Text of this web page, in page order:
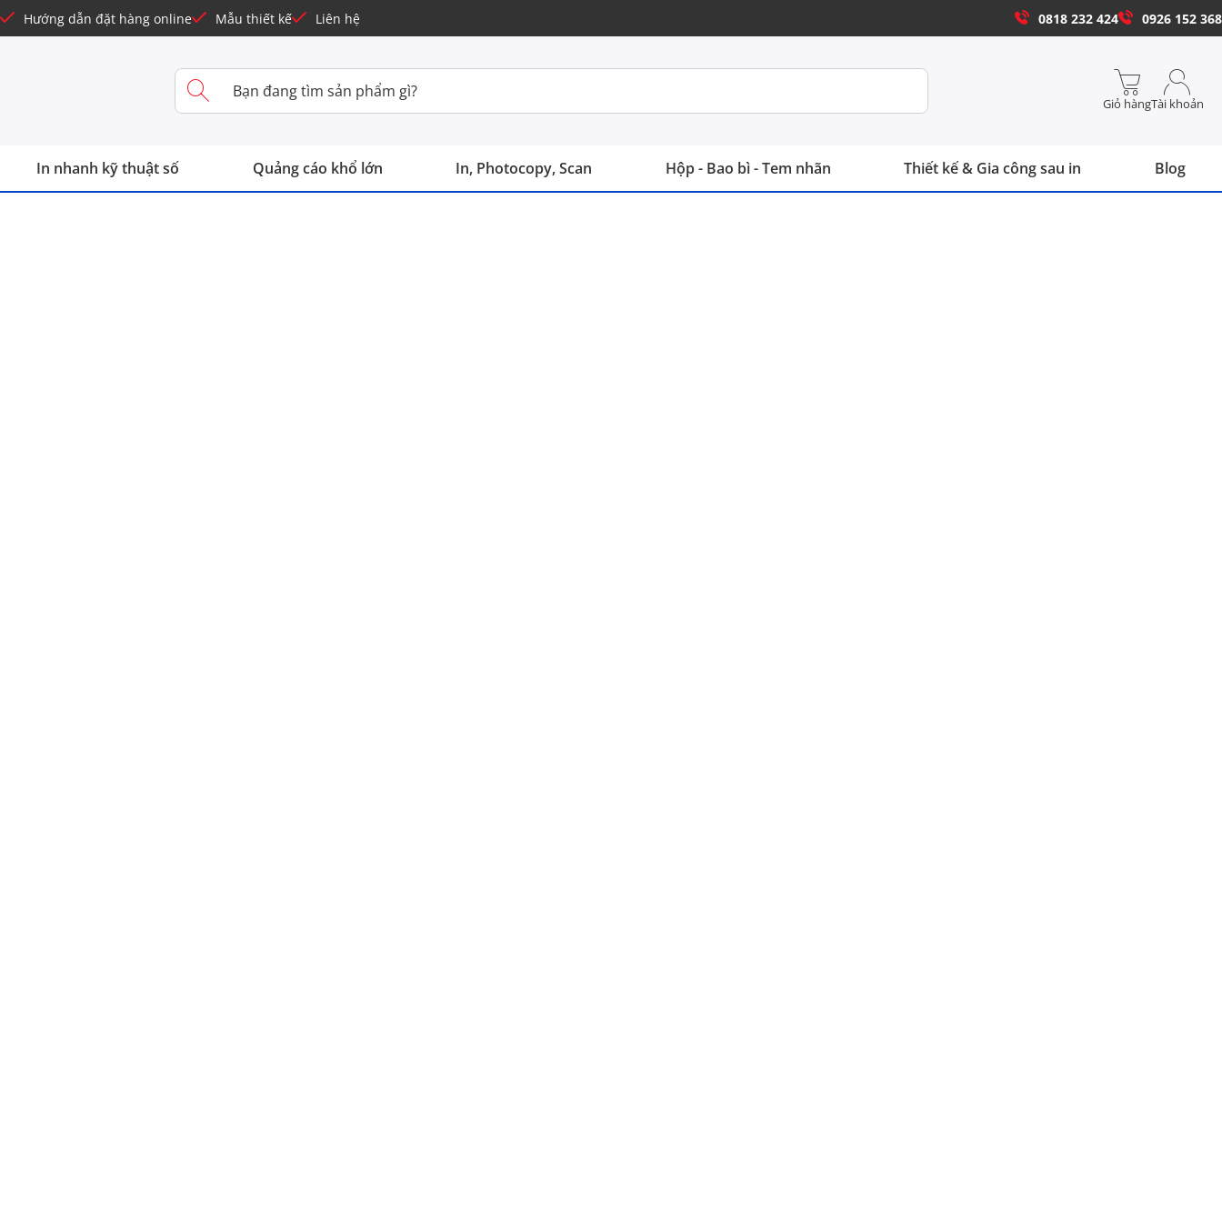
Hướng dẫn đặt hàng online Mẫu thiết kế Liên hệ 0818 232 424 0926 152 368
Giỏ hàngTài khoản
In nhanh kỹ thuật số Quảng cáo khổ lớn In, Photocopy, Scan Hộp - Bao bì - Tem nhãn Thiết kế & Gia công sau in Blog